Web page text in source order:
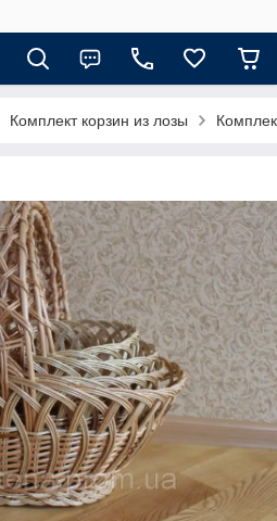
Комплект корзин из лозы